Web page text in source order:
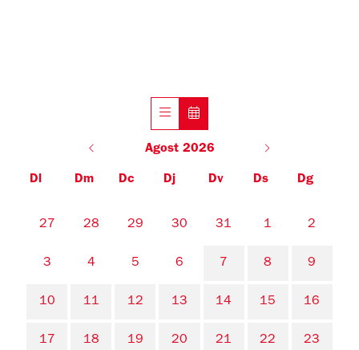
Agost 2026
Dl Dm Dc Dj Dv Ds Dg
No hi ha cap activitat aquest mes
27 28 29 30 31 1 2
3 4 5 6 7 8 9
10 11 12 13 14 15 16
17 18 19 20 21 22 23